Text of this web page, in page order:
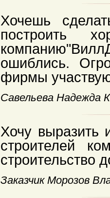
Хочешь
построить
компанию"
ошиблись.
фирмы
Савельева Надежда
Хочу выразить
строителей
строительство
Заказчик Морозов